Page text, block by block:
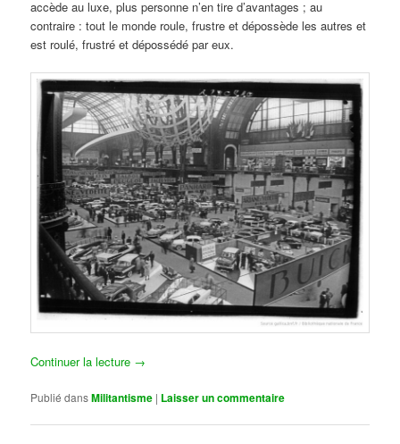
accède au luxe, plus personne n’en tire d’avantages ; au
contraire : tout le monde roule, frustre et dépossède les autres et
est roulé, frustré et dépossédé par eux.
Continuer la lecture →
Publié dansMilitantisme | Laisser un commentaire